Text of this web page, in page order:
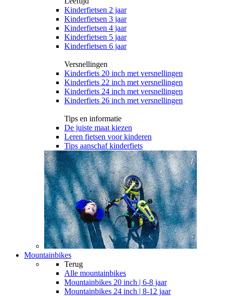
Kinderfietsen 2 jaar
Kinderfietsen 3 jaar
Kinderfietsen 4 jaar
Kinderfietsen 5 jaar
Kinderfietsen 6 jaar
Versnellingen
Kinderfiets 20 inch met versnellingen
Kinderfiets 22 inch met versnellingen
Kinderfiets 24 inch met versnellingen
Kinderfiets 26 inch met versnellingen
Tips en informatie
De juiste maat kiezen
Leren fietsen voor kinderen
Tips aanschaf kinderfiets
Mountainbikes
Terug
Alle mountainbikes
Mountainbikes 20 inch | 6-8 jaar
Mountainbikes 24 inch | 8-12 jaar